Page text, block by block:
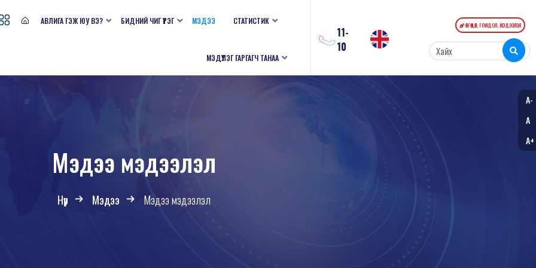
АВЛИГА ГЭЖ ЮУ ВЭ? БИДНИЙ ЧИГ ҮҮРЭГ МЭДЭЭ СТАТИСТИК
МЭДҮҮЛЭГ ГАРГАГЧ ТАНАА
11-
10
ӨРГӨДӨЛ, ГОМДОЛ, МЭДЭЭЛЭЛ
Мэдээ мэдээлэл
Нүүр Мэдээ Мэдээ мэдээлэл
A-
A
A+